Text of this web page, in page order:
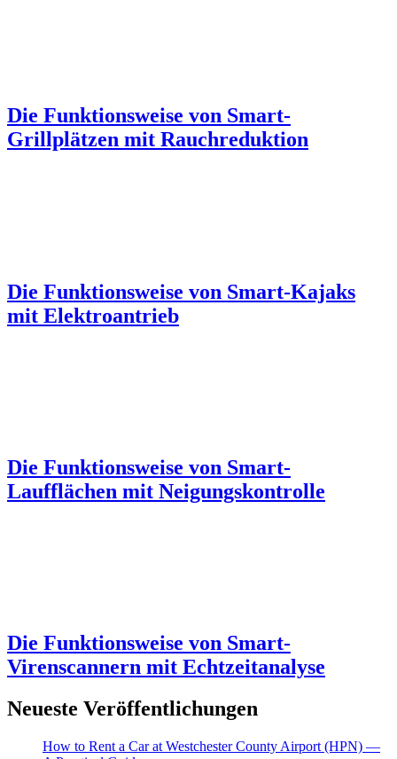
Die Funktionsweise von Smart-
Grillplätzen mit Rauchreduktion
Die Funktionsweise von Smart-Kajaks
mit Elektroantrieb
Die Funktionsweise von Smart-
Laufflächen mit Neigungskontrolle
Die Funktionsweise von Smart-
Virenscannern mit Echtzeitanalyse
Neueste Veröffentlichungen
How to Rent a Car at Westchester County Airport (HPN) —